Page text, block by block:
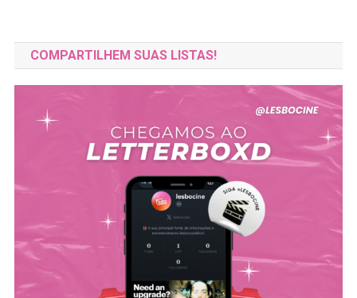
COMPARTILHEM SUAS LISTAS!